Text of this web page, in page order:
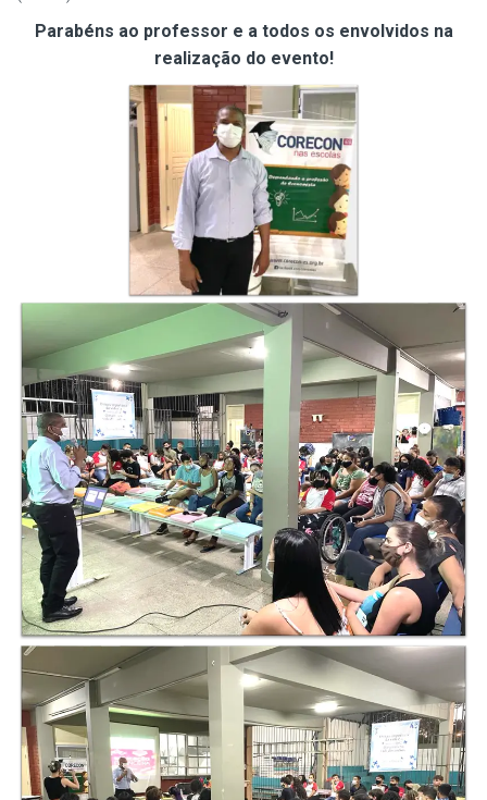
Parabéns ao professor e a todos os envolvidos na
realização do evento!